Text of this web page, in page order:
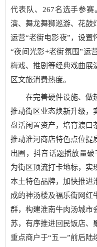
代表队、267名选手参
演、舞龙舞狮巡游、花鼓
运营“老街电影夜”，设置
“夜间光影+老街氛围”运
梅戏、推剧等经典戏曲展
区文旅消费热度。
在完善硬件设施、做
推动街区业态焕新升级，
盘活闲置资产，培育渡口
推动淮河商店特色点位提
出圈，抖音话题播放量
为街区顶流打卡地标，实
本土特色品牌，加快推进
成的神汤楼及福乐街网红
群，构建淮南牛肉汤城市
苏，有序推进回民饭店、
重点商户于“五一”前后陆